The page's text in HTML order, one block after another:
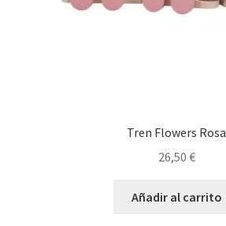
Tren Flowers Rosa
26,50 €
Añadir al carrito